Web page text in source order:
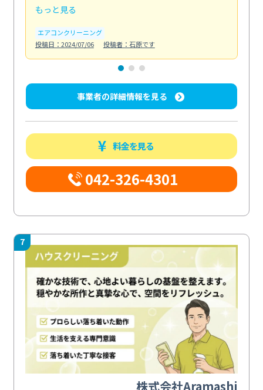
もっと見る
エアコンクリーニング
投稿日：2024/07/06
投稿者：石原です
事業者の詳細情報を見る
料金を見る
042-326-4301
7
株式会社Aramashi